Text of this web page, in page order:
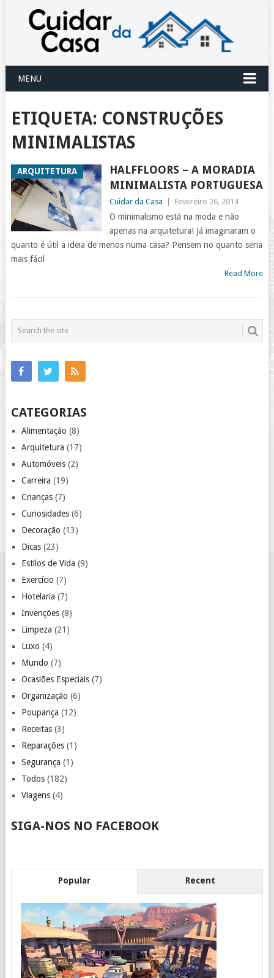
MENU
ETIQUETA: CONSTRUÇÕES
MINIMALISTAS
ARQUITETURA
HALFFLOORS – A MORADIA
MINIMALISTA PORTUGUESA
Cuidar da Casa Fevereiro 26, 2014
O minimalismo está na moda e não
apenas na arquitetura! Já imaginaram o
quanto é útil a ideia de menos numa casa? Pensem no quanto seria
mais fácil
Read More
CATEGORIAS
Alimentação (8)
Arquitetura (17)
Automóveis(2)
Carreira (19)
Crianças(7)
Curiosidades(6)
Decoração (13)
Dicas(23)
Estilos de Vida (9)
Exercício (7)
Hotelaria (7)
Invenções(8)
Limpeza (21)
Luxo (4)
Mundo (7)
Ocasiões Especiais(7)
Organização (6)
Poupança (12)
Receitas(3)
Reparações(1)
Segurança (1)
Todos(182)
Viagens(4)
SIGA-NOS NO FACEBOOK
Popular Recent